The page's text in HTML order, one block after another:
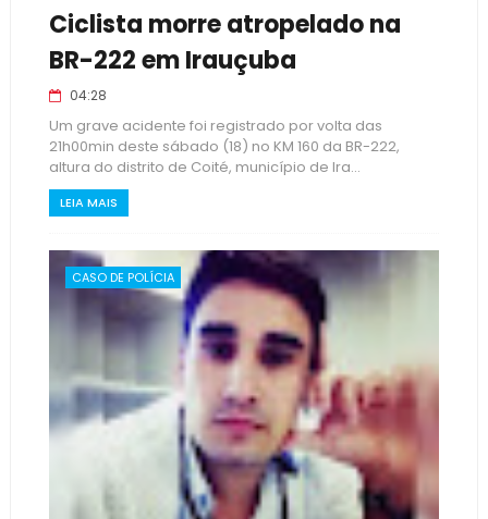
Ciclista morre atropelado na
BR-222 em Irauçuba
04:28
Um grave acidente foi registrado por volta das
21h00min deste sábado (18) no KM 160 da BR-222,
altura do distrito de Coité, município de Ira...
LEIA MAIS
CASO DE POLÍCIA